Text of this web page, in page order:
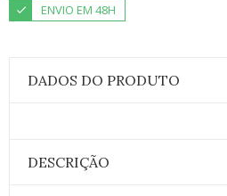
ENVIO EM 48H
DADOS DO PRODUTO
DESCRIÇÃO